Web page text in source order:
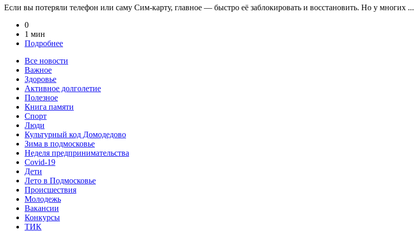
Если вы потеряли телефон или саму Сим-карту, главное — быстро её заблокировать и восстановить. Но у многих ...
0
1 мин
Подробнее
Все новости
Важное
Здоровье
Активное долголетие
Полезное
Книга памяти
Спорт
Люди
Культурный код Домодедово
Зима в подмосковье
Неделя предпринимательства
Covid-19
Дети
Лето в Подмосковье
Происшествия
Молодежь
Вакансии
Конкурсы
ТИК